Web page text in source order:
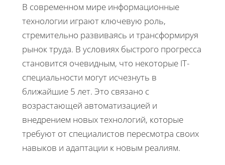
В современном мире информационные
технологии играют ключевую роль,
стремительно развиваясь и трансформируя
рынок труда. В условиях быстрого прогресса
становится очевидным, что некоторые IT-
специальности могут исчезнуть в
ближайшие 5 лет. Это связано с
возрастающей автоматизацией и
внедрением новых технологий, которые
требуют от специалистов пересмотра своих
навыков и адаптации к новым реалиям.